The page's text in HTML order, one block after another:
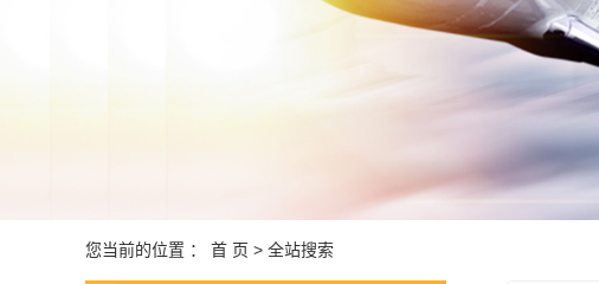
深港运输
报关报检
商品车运输
国内监管车运输
中东非洲快递专线
您当前的位置 ： 首 页 > 全站搜索